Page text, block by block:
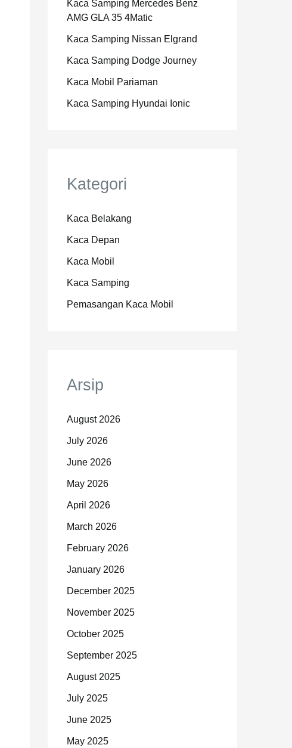
Kaca Samping Mercedes Benz
AMG GLA 35 4Matic
Kaca Samping Nissan Elgrand
Kaca Samping Dodge Journey
Kaca Mobil Pariaman
Kaca Samping Hyundai Ionic
Kategori
Kaca Belakang
Kaca Depan
Kaca Mobil
Kaca Samping
Pemasangan Kaca Mobil
Arsip
August 2026
July 2026
June 2026
May 2026
April 2026
March 2026
February 2026
January 2026
December 2025
November 2025
October 2025
September 2025
August 2025
July 2025
June 2025
May 2025